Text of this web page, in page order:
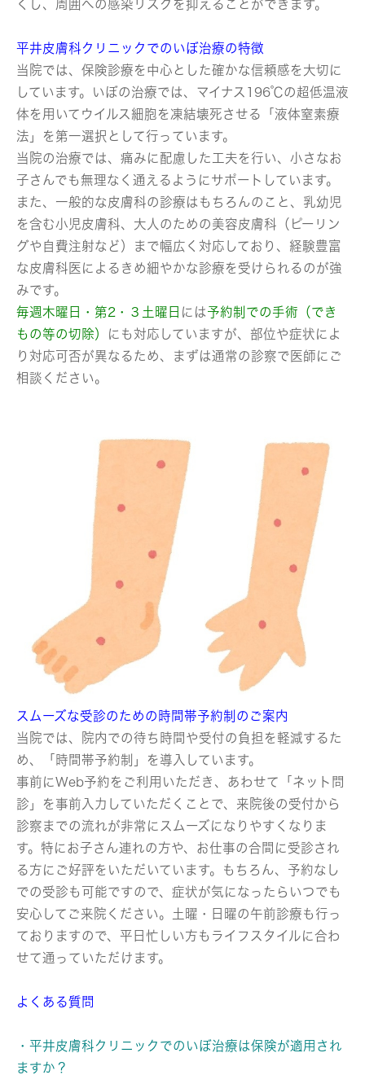
くし、周囲への感染リスクを抑えることができます。
平井皮膚科クリニックでのいぼ治療の特徴
当院では、保険診療を中心とした確かな信頼感を大切に
しています。いぼの治療では、マイナス196℃の超低温液
体を用いてウイルス細胞を凍結壊死させる「液体窒素療
法」を第一選択として行っています。
当院の治療では、痛みに配慮した工夫を行い、小さなお
子さんでも無理なく通えるようにサポートしています。
また、一般的な皮膚科の診療はもちろんのこと、乳幼児
を含む小児皮膚科、大人のための美容皮膚科（ピーリン
グや自費注射など）まで幅広く対応しており、経験豊富
な皮膚科医によるきめ細やかな診療を受けられるのが強
みです。
毎週木曜日・第2・３土曜日 には予約制での手術（でき
もの等の切除）
にも対応していますが、部位や症状によ
り対応可否が異なるため、まずは通常の診察で医師にご
相談ください。
スムーズな受診のための時間帯予約制のご案内
当院では、院内での待ち時間や受付の負担を軽減するた
め、「時間帯予約制」を導入しています。
事前にWeb予約をご利用いただき、あわせて「ネット問
診」を事前入力していただくことで、来院後の受付から
診察までの流れが非常にスムーズになりやすくなりま
す。特にお子さん連れの方や、お仕事の合間に受診され
る方にご好評をいただいています。もちろん、予約なし
での受診も可能ですので、症状が気になったらいつでも
安心してご来院ください。土曜・日曜の午前診療も行っ
ておりますので、平日忙しい方もライフスタイルに合わ
せて通っていただけます。
よくある質問
・平井皮膚科クリニックでのいぼ治療は保険が適用され
ますか？